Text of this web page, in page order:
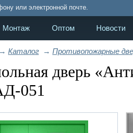
или электронной почте.
Монтаж Оптом Новости
Каталог → Противопожарные
дверь
051